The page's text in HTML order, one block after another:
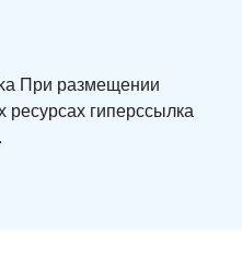
При размещении
ресурсах гиперссылка